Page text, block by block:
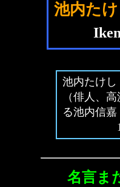
池内た
池内たけし
（俳人、
る池内信嘉
名言ま